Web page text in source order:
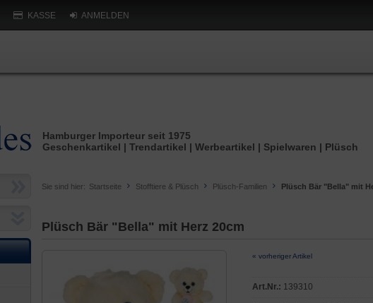
KASSE ANMELDEN
Hamburger Importeur seit 1975
Geschenkartikel | Trendartikel | Werbeartikel | Spielwaren | Plüsch
Sie sind hier: Startseite Stofftiere & Plüsch Plüsch-Familien Plüsch Bär "Bella" mit
Plüsch Bär "Bella" mit Herz 20cm
« vorheriger Artikel
Art.Nr.: 139310